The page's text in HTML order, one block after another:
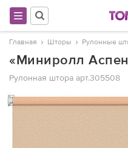
Главная Шторы Рулонные
«Миниролл
Рулонная штора арт.305508